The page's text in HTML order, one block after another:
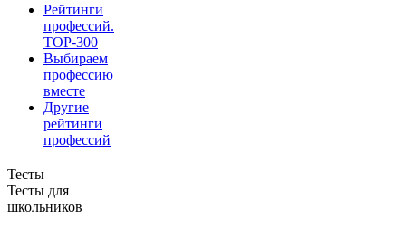
Рейтинги
профессий.
TOP-300
Выбираем
профессию
вместе
Другие
рейтинги
профессий
Тесты
Тесты для
школьников